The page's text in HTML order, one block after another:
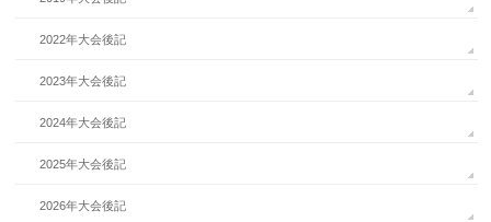
2022年大会後記
2023年大会後記
2024年大会後記
2025年大会後記
2026年大会後記